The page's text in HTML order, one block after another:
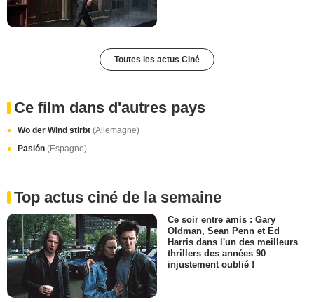
Toutes les actus Ciné
Ce film dans d'autres pays
Wo der Wind stirbt (Allemagne)
Pasión (Espagne)
Top actus ciné de la semaine
Ce soir entre amis : Gary
Oldman, Sean Penn et Ed
Harris dans l'un des meilleurs
thrillers des années 90
injustement oublié !